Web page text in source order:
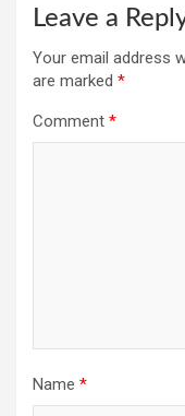
Leave a
Your email address
are marked *
Comment *
Name *